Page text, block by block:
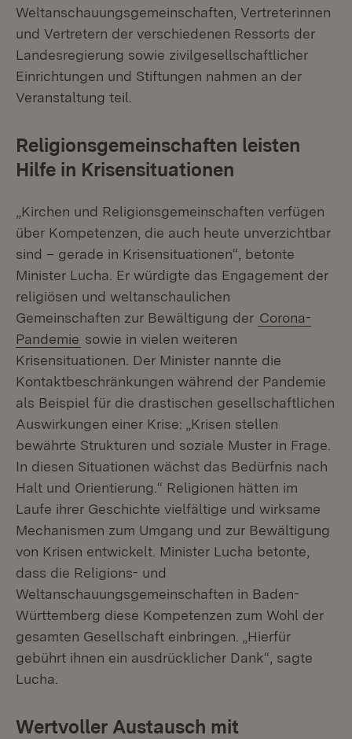
Weltanschauungsgemeinschaften, Vertreterinnen
und Vertretern der verschiedenen Ressorts der
Landesregierung sowie zivilgesellschaftlicher
Einrichtungen und Stiftungen nahmen an der
Veranstaltung teil.
Religionsgemeinschaften leisten
Hilfe in Krisensituationen
„Kirchen und Religionsgemeinschaften verfügen
über Kompetenzen, die auch heute unverzichtbar
sind – gerade in Krisensituationen“, betonte
Minister Lucha. Er würdigte das Engagement der
religiösen und weltanschaulichen
Gemeinschaften zur Bewältigung der Corona-
Pandemie sowie in vielen weiteren
Krisensituationen. Der Minister nannte die
Kontaktbeschränkungen während der Pandemie
als Beispiel für die drastischen gesellschaftlichen
Auswirkungen einer Krise: „Krisen stellen
bewährte Strukturen und soziale Muster in Frage.
In diesen Situationen wächst das Bedürfnis nach
Halt und Orientierung.“ Religionen hätten im
Laufe ihrer Geschichte vielfältige und wirksame
Mechanismen zum Umgang und zur Bewältigung
von Krisen entwickelt. Minister Lucha betonte,
dass die Religions- und
Weltanschauungsgemeinschaften in Baden-
Württemberg diese Kompetenzen zum Wohl der
gesamten Gesellschaft einbringen. „Hierfür
gebührt ihnen ein ausdrücklicher Dank“, sagte
Lucha.
Wertvoller Austausch mit